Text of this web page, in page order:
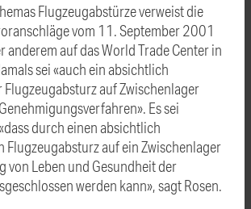
Flugzeugabstürze verweist die
vom 11. September 2001
anderem auf das World Trade Center in
sei «auch ein absichtlich
auf Zwischenlager
Es sei
durch einen absichtlich
auf ein Zwischenlager
von Leben und Gesundheit der
werden kann», sagt Rosen.